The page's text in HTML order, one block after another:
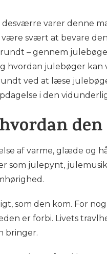
varer denne
svært at bevare
– gennem
hvordan julebøger kan
ved at læse
i den
af varme, glæde og
julepynt,
som den kom. For
er forbi. Livets
bringer.